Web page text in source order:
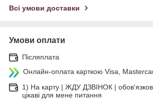
Всі умови доставки
Умови оплати
Післяплата
Онлайн-оплата карткою Visa,
1) На карту | ЖДУ ДЗВІНОК |
цікаві для мене питання